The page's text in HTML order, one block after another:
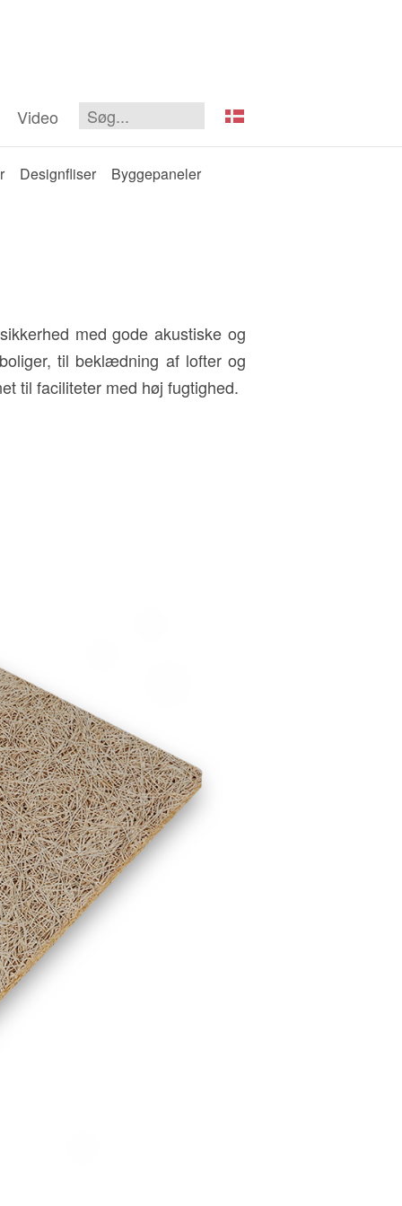
Video
Designfliser Byggepaneler
med gode akustiske og
til beklædning af lofter og
til faciliteter med høj fugtighed.